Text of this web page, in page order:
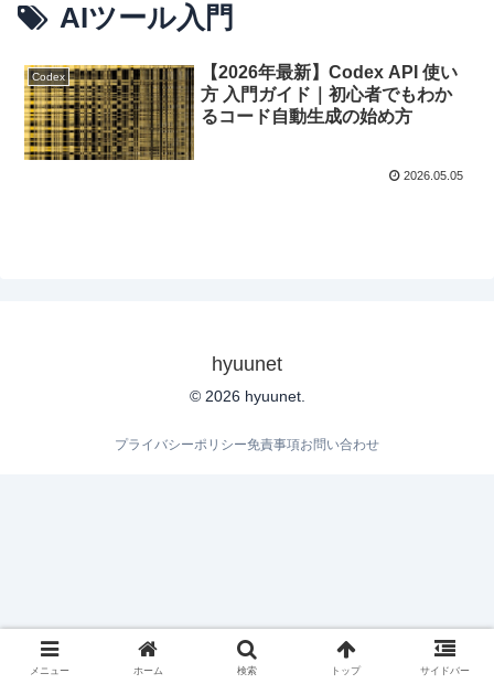
AIツール入門
Codex
【2026年最新】Codex API 使い
方 入門ガイド｜初心者でもわか
るコード自動生成の始め方
2026.05.05
hyuunet
© 2026 hyuunet.
プライバシーポリシー免責事項お問い合わせ
メニュー ホーム 検索 トップ サイドバー